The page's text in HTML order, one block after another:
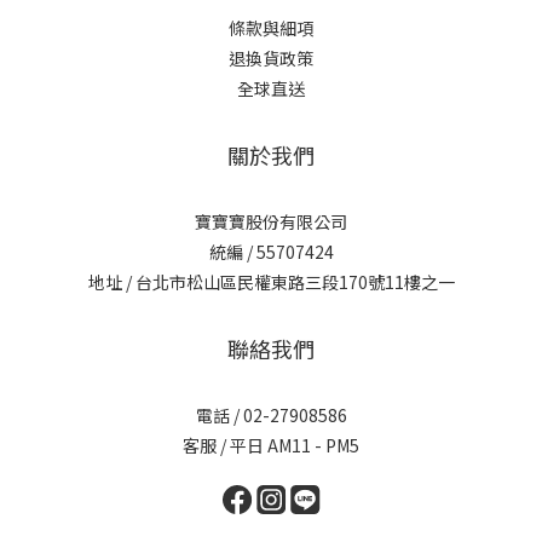
條款與細項
退換貨政策
全球直送
關於我們
寶寶寶股份有限公司
統編 / 55707424
地址 / 台北市松山區民權東路三段170號11樓之一
聯絡我們
電話 / 02-27908586
客服 / 平日 AM11 - PM5